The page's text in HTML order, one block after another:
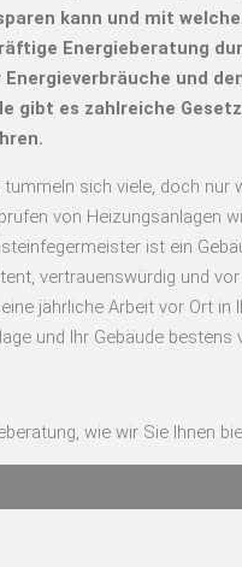
kann und mit
Energieberatung
und
gibt es zahlreiche
sich viele, doch nur
von Heizungsanlagen
ist ein
vertrauenswürdig und
jährliche Arbeit vor Ort in
und Ihr Gebäude bestens
wie wir Sie Ihnen